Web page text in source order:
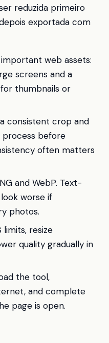
reduzida primeiro
exportada com
web assets:
screens and a
thumbnails or
consistent crop and
before
often matters
and WebP. Text-
worse if
photos.
resize
quality gradually in
the tool,
and complete
page is open.